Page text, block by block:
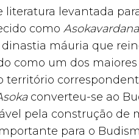
literatura levantada
como Asokavardana
máuria que
como um dos
território
converteu-se ao
pela construção de
para o